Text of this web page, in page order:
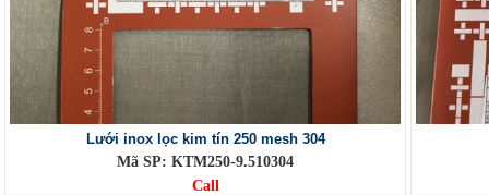
Lưới inox lọc kim tín 250 mesh 304
Mã SP: KTM250-9.510304
Call